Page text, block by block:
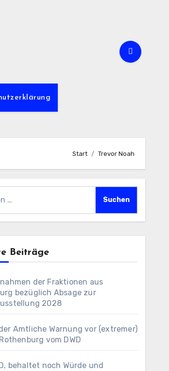
Start Trevor Noah
Beiträge
der Fraktionen aus
bezüglich Absage zur
2028
Amtliche Warnung vor (extremer)
vom DWD
behaltet noch Würde und